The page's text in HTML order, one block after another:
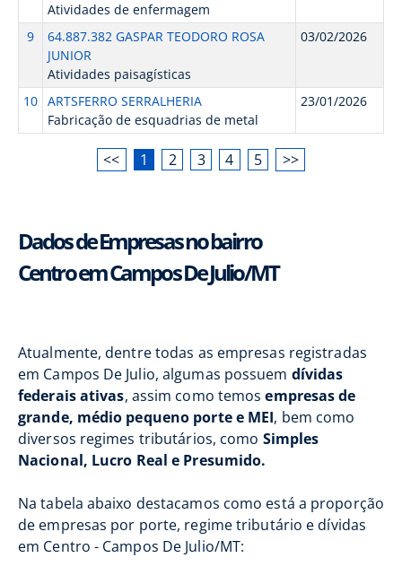
Atividades de enfermagem
9
64.887.382 GASPAR TEODORO ROSA
JUNIOR
Atividades paisagísticas
03/02/2026
10 ARTSFERRO SERRALHERIA
Fabricação de esquadrias de metal
23/01/2026
<< 1 2 3 4 5 >>
Dados de Empresas no bairro
Centro em Campos De Julio/MT
Atualmente, dentre todas as empresas registradas
em Campos De Julio, algumas possuem dívidas
federais ativas, assim como temosempresas de
grande, médio pequeno porte e MEI, bem como
diversos regimes tributários, como Simples
Nacional, Lucro Real e Presumido.
Na tabela abaixo destacamos como está a proporção
de empresas por porte, regime tributário e dívidas
em Centro - Campos De Julio/MT: